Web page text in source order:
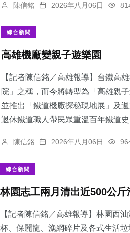
陳信銘 2026年八月06日
綜合新聞
高雄機廠變親子遊樂園
【記者陳信銘／高雄報導】台鐵高
院」之稱，而今將轉型為「高雄親
並推出「鐵道機廠探秘現地展」及
退休鐵道職人帶民眾重溫百年鐵道
陳信銘 2026年八月06日
綜合新聞
林園志工兩月清出近500公斤
【記者陳信銘／高雄報導】林園西
杯、保麗龍、漁網碎片及各式生活